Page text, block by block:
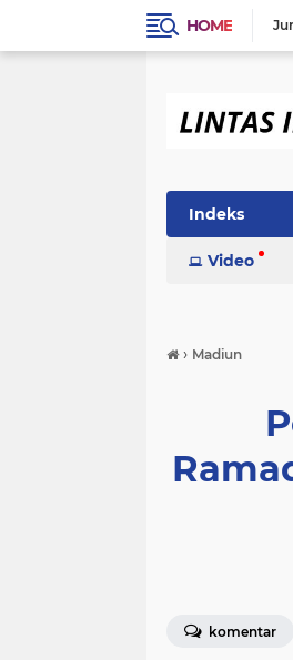
HOME
Indeks
Video
› Madiun
komentar